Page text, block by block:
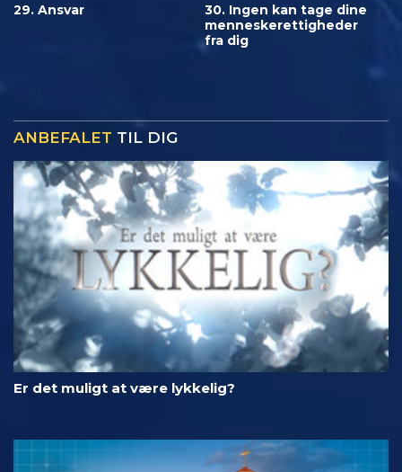
29. Ansvar
30. Ingen kan tage dine
menneskerettigheder
fra dig
ANBEFALET TIL DIG
Er det muligt at være lykkelig?